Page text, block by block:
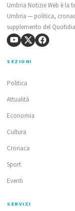
Umbria Notizie Web è la
Umbria — politica,
supplemento del
SEZIONI
Politica
Attualità
Economia
Cultura
Cronaca
Sport
Eventi
SERVIZI